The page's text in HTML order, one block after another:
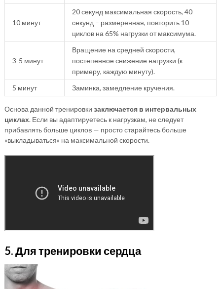
10 минут
20 секунд максимальная скорость, 40
секунд – размеренная, повторить 10
циклов на 65% нагрузки от максимума.
3-5 минут
Вращение на средней скорости,
постепенное снижение нагрузки (к
примеру, каждую минуту).
5 минут
Заминка, замедление кручения.
Основа данной тренировки заключается в интервальных
циклах. Если вы адаптируетесь к нагрузкам, не следует
прибавлять больше циклов — просто старайтесь больше
«выкладываться» на максимальной скорости.
5. Для тренировки сердца